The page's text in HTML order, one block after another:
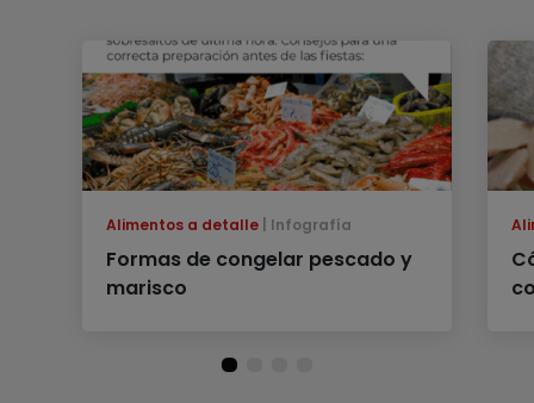
Alimentos a detalle Infografía
Formas de congelar pescado y
marisco